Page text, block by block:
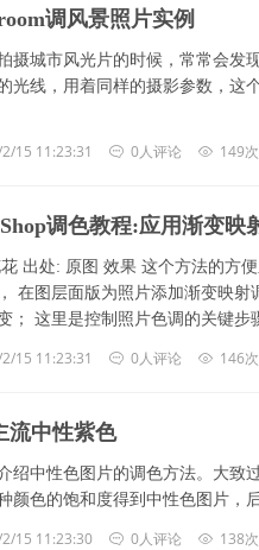
调风景照片实例
摄城市风光片的时候，常常会发
光线，用着同样的摄影参数，这
15 11:23:31 0人评论 149
调色教程:应用渐变映
出处: 原图 效果 这个方法的方
在图层面版为照片添加渐变映
； 这里是控制照片色调的关键步
15 11:23:31 0人评论 146
流中性紫色
绍中性色图片的调色方法。大致
颜色的饱和度得到中性色图片，
15 11:23:30 0人评论 138